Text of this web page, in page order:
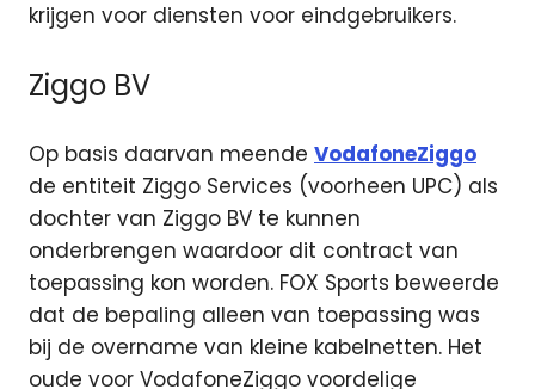
krijgen voor diensten voor eindgebruikers.
Ziggo BV
Op basis daarvan meende VodafoneZiggo
de entiteit Ziggo Services (voorheen UPC) als
dochter van Ziggo BV te kunnen
onderbrengen waardoor dit contract van
toepassing kon worden. FOX Sports beweerde
dat de bepaling alleen van toepassing was
bij de overname van kleine kabelnetten. Het
oude voor VodafoneZiggo voordelige